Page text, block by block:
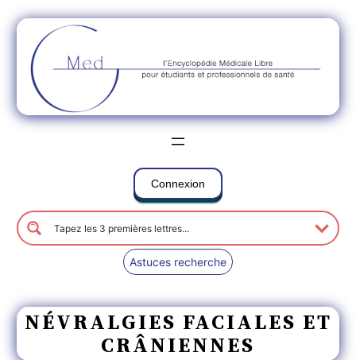
Connexion
Astuces recherche
NÉVRALGIES FACIALES ET
CRÂNIENNES